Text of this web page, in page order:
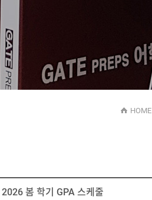
HOME
2026 봄 학기 GPA 스케줄